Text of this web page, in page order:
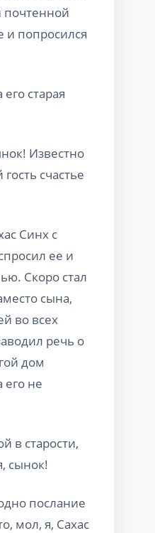
почтенной
и попросился
старая
Известно
счастье
Синх с
ее и
Скоро стал
сына,
во всех
речь о
дом
его не
в старости,
сынок!
послание
мол, я, Сахас